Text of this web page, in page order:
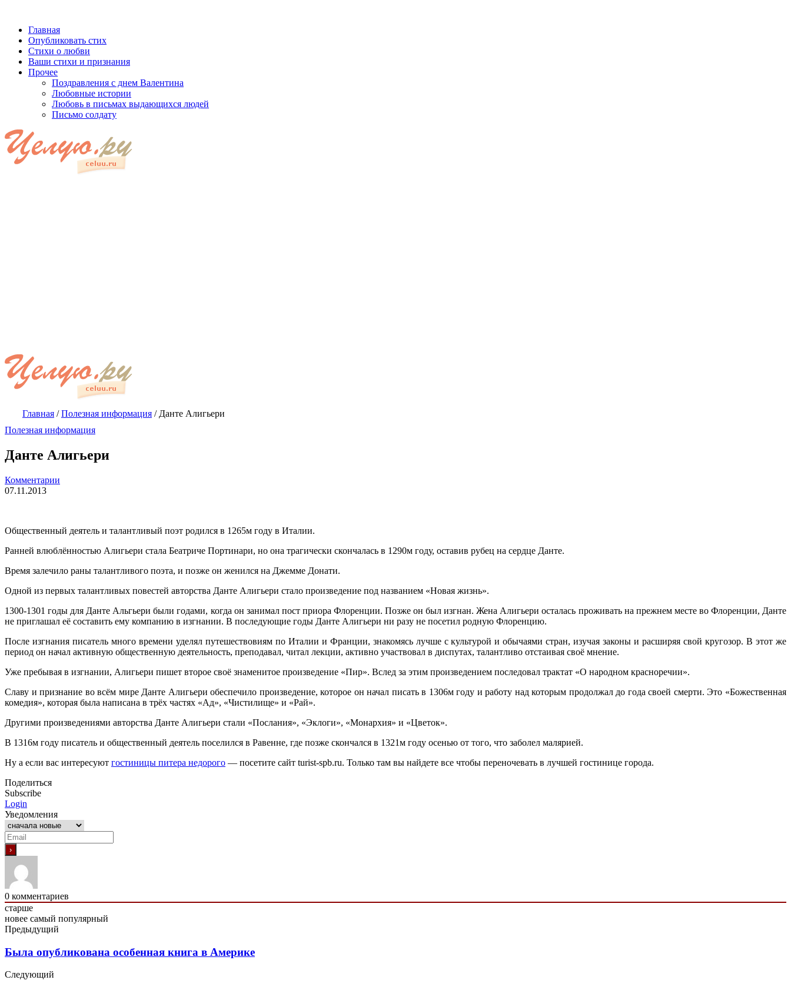
Главная
Опубликовать стих
Стихи о любви
Ваши стихи и признания
Прочее
Поздравления с днем Валентина
Любовные истории
Любовь в письмах выдающихся людей
Письмо солдату
Главная /Полезная информация / Данте Алигьери
Полезная информация
Данте Алигьери
Комментарии
07.11.2013
Общественный деятель и талантливый поэт родился в 1265м году в Италии.
Ранней влюблённостью Алигьери стала Беатриче Портинари, но она трагически скончалась в 1290м году, оставив рубец на сердце Данте.
Время залечило раны талантливого поэта, и позже он женился на Джемме Донати.
Одной из первых талантливых повестей авторства Данте Алигьери стало произведение под названием «Новая жизнь».
1300-1301 годы для Данте Альгьери были годами, когда он занимал пост приора Флоренции. Позже он был изгнан. Жена Алигьери осталась проживать на прежнем месте во Флоренции, Данте
не приглашал её составить ему компанию в изгнании. В последующие годы Данте Алигьери ни разу не посетил родную Флоренцию.
После изгнания писатель много времени уделял путешествовиям по Италии и Франции, знакомясь лучше с культурой и обычаями стран, изучая законы и расширяя свой кругозор. В этот же
период он начал активную общественную деятельность, преподавал, читал лекции, активно участвовал в диспутах, талантливо отстаивая своё мнение.
Уже пребывая в изгнании, Алигьери пишет второе своё знаменитое произведение «Пир». Вслед за этим произведением последовал трактат «О народном красноречии».
Славу и признание во всём мире Данте Алигьери обеспечило произведение, которое он начал писать в 1306м году и работу над которым продолжал до года своей смерти. Это «Божественная
комедия», которая была написана в трёх частях «Ад», «Чистилище» и «Рай».
Другими произведениями авторства Данте Алигьери стали «Послания», «Эклоги», «Монархия» и «Цветок».
В 1316м году писатель и общественный деятель поселился в Равенне, где позже скончался в 1321м году осенью от того, что заболел малярией.
Ну а если вас интересуют гостиницы питера недорого — посетите сайт turist-spb.ru. Только там вы найдете все чтобы переночевать в лучшей гостинице города.
Поделиться
Subscribe
Login
Уведомления
0 комментариев
старше
новее самый популярный
Предыдущий
Была опубликована особенная книга в Америке
Следующий